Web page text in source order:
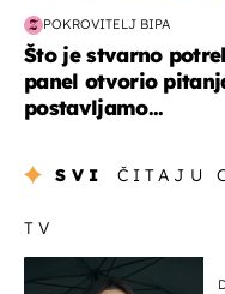
POKROVITELJ BIPA
Što je stvarno
panel otvorio
postavljamo...
SVI ČITAJU
TV